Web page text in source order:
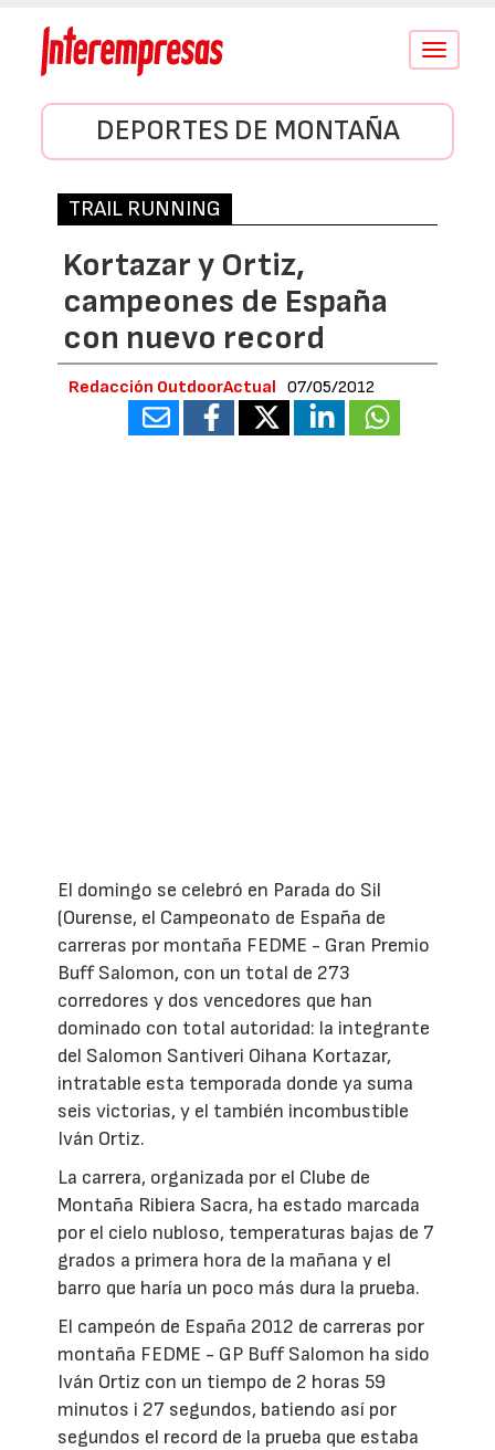
Conmutar
DEPORTES DE MONTAÑA
TRAIL RUNNING
Kortazar y Ortiz,
campeones de España
con nuevo record
Redacción OutdoorActual 07/05/2012
El domingo se celebró en Parada do Sil
(Ourense, el Campeonato de España de
carreras por montaña FEDME - Gran Premio
Buff Salomon, con un total de 273
corredores y dos vencedores que han
dominado con total autoridad: la integrante
del Salomon Santiveri Oihana Kortazar,
intratable esta temporada donde ya suma
seis victorias, y el también incombustible
Iván Ortiz.
La carrera, organizada por el Clube de
Montaña Ribiera Sacra, ha estado marcada
por el cielo nubloso, temperaturas bajas de 7
grados a primera hora de la mañana y el
barro que haría un poco más dura la prueba.
El campeón de España 2012 de carreras por
montaña FEDME - GP Buff Salomon ha sido
Iván Ortiz con un tiempo de 2 horas 59
minutos i 27 segundos, batiendo así por
segundos el record de la prueba que estaba